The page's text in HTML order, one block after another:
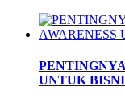
UNTUK